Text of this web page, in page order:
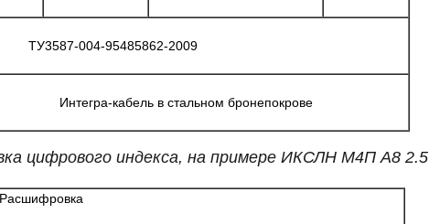
ТУ3587-004-95485862-2009
Интегра-кабель в стальном бронепокрове
цифрового индекса, на примере ИКСЛН М4П А8 2.5
Расшифровка